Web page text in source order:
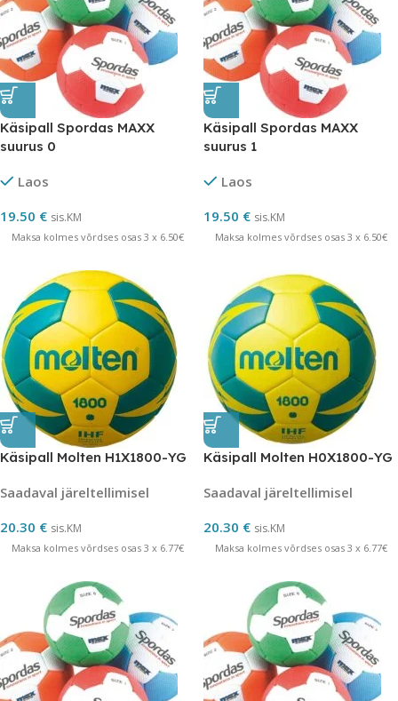
Käsipall Spordas MAXX
suurus 0
Laos
19.50 € sis.KM
Maksa kolmes võrdses osas 3 x 6.50€
Käsipall Spordas MAXX
suurus 1
Laos
19.50 € sis.KM
Maksa kolmes võrdses osas 3 x 6.50€
Käsipall Molten H1X1800-YG
Saadaval järeltellimisel
20.30 € sis.KM
Maksa kolmes võrdses osas 3 x 6.77€
Käsipall Molten H0X1800-YG
Saadaval järeltellimisel
20.30 € sis.KM
Maksa kolmes võrdses osas 3 x 6.77€